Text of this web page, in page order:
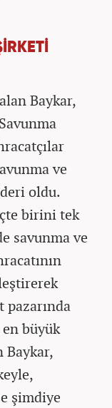
Baykar,
ve
oldu.
birini tek
savunma ve
pazarında
en büyük
Baykar,
şimdiye